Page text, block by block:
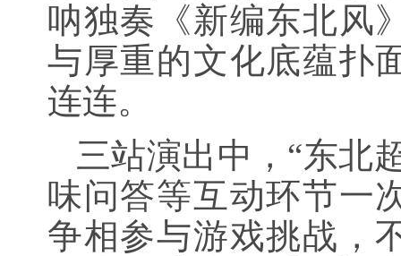
呐独奏《新编东北风
与厚重的文化底蕴扑
连连。
三站演出中，“东北
味问答等互动环节一
争相参与游戏挑战，